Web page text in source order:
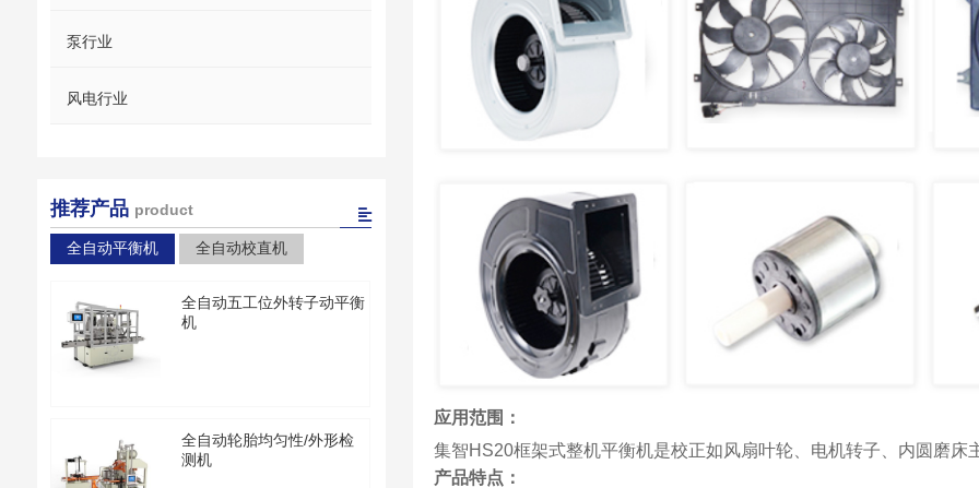
应用范围：
集智HS20框架式整机平衡机是校正如风扇叶轮、电机转子、内圆磨床
产品特点：
泵行业
风电行业
推荐产品 product
全自动平衡机 全自动校直机
全自动五工位外转子动平衡
机
全自动轮胎均匀性/外形检
测机
圆钢自动矫直机
汽车自动校直机